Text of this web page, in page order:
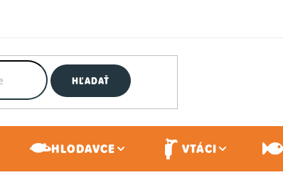
HĽADAŤ
HLODAVCE VTÁCI